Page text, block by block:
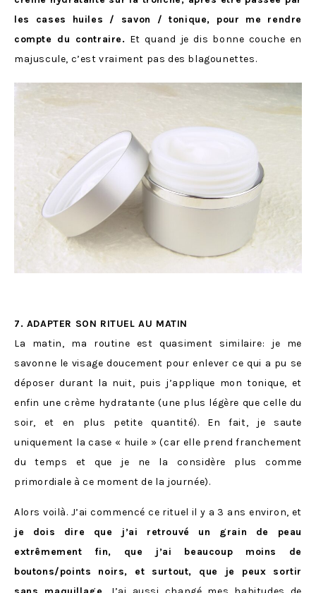
les cases huiles / savon / tonique, pour me rendre
compte du contraire. Et quand je dis bonne couche en
majuscule, c’est vraiment pas des blagounettes.
7. ADAPTER SON RITUEL AU MATIN
La matin, ma routine est quasiment similaire: je me
savonne le visage doucement pour enlever ce qui a pu se
déposer durant la nuit, puis j’applique mon tonique, et
enfin une crème hydratante (une plus légère que celle du
soir, et en plus petite quantité). En fait, je saute
uniquement la case « huile » (car elle prend franchement
du temps et que je ne la considère plus comme
primordiale à ce moment de la journée).
Alors voilà. J’ai commencé ce rituel il y a 3 ans environ, et
je dois dire que j’ai retrouvé un grain de peau
extrêmement fin, que j’ai beaucoup moins de
boutons/points noirs, et surtout, que je peux sortir